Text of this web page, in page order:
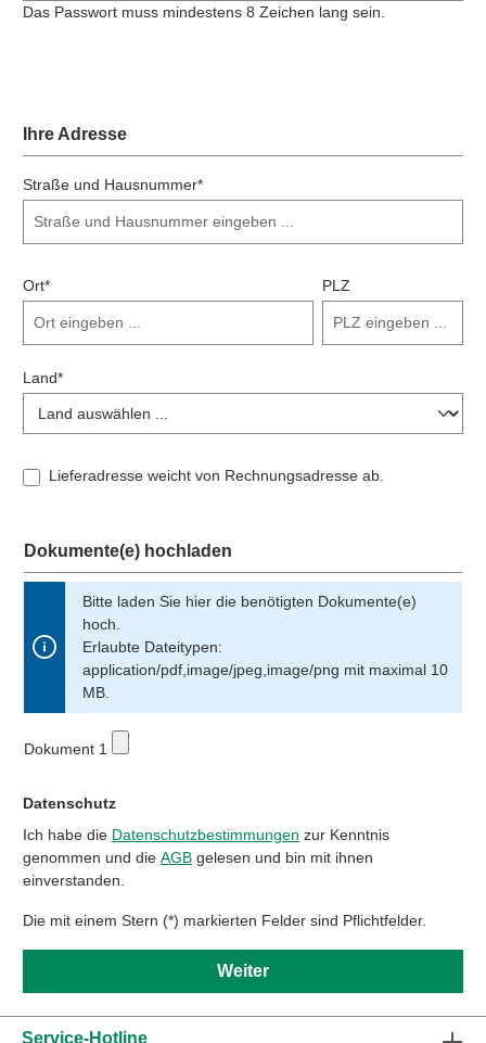
Das Passwort muss mindestens 8 Zeichen lang sein.
Ihre Adresse
Straße und Hausnummer*
Ort* PLZ
Land*
Lieferadresse weicht von Rechnungsadresse ab.
Dokumente(e) hochladen
Bitte laden Sie hier die benötigten Dokumente(e)
hoch.
Erlaubte Dateitypen:
application/pdf,image/jpeg,image/png mit maximal 10
MB.
Dokument 1
Datenschutz
Ich habe die Datenschutzbestimmungen zur Kenntnis
genommen und die AGB gelesen und bin mit ihnen
einverstanden.
Die mit einem Stern (*) markierten Felder sind Pflichtfelder.
Weiter
Service-Hotline